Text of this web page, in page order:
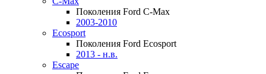
Поколения Ford C-Max
2003-2010
Ecosport
Поколения Ford Ecosport
2013 - н.в.
Escape